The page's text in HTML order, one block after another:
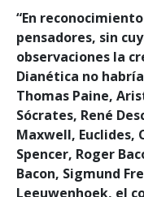
“En
pensadores, sin
observaciones la
Dianética no
Thomas Paine,
Sócrates, René
Maxwell, Euclides,
Spencer, Roger
Bacon, Sigmund
Leeuwenhoek, el